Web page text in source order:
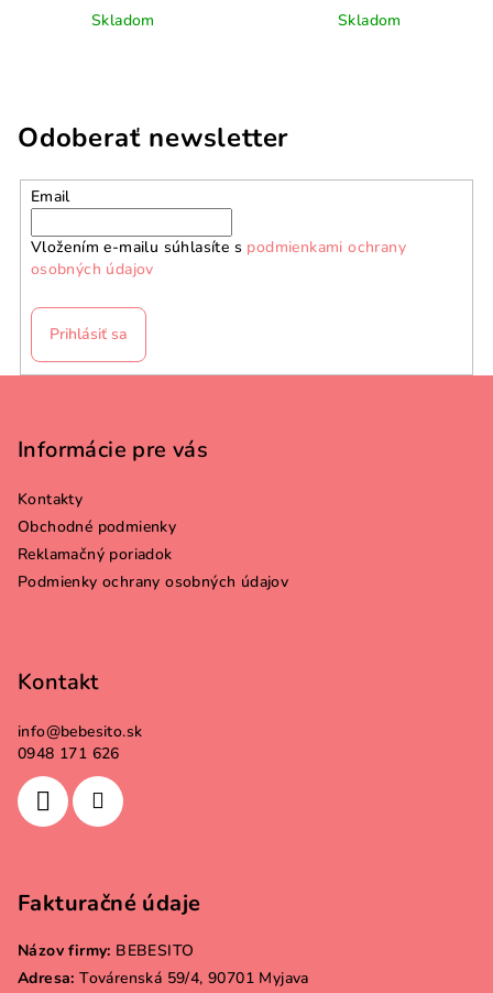
Skladom
Skladom
Odoberať newsletter
Email
Vložením e-mailu súhlasíte s podmienkami ochrany
osobných údajov
Prihlásiť sa
Informácie pre vás
Kontakty
Obchodné podmienky
Reklamačný poriadok
Podmienky ochrany osobných údajov
Kontakt
info@bebesito.sk
0948 171 626
Fakturačné údaje
Názov firmy: BEBESITO
Adresa: Továrenská 59/4, 90701 Myjava